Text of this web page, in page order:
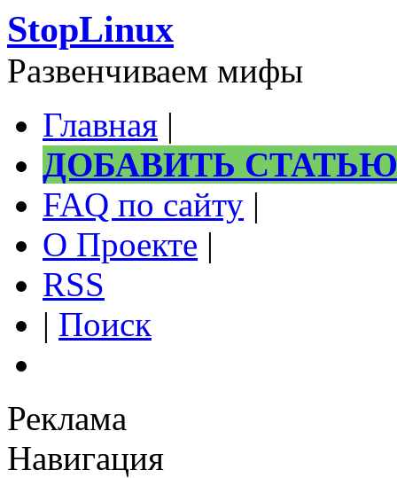
StopLinux
Развенчиваем мифы
Главная |
ДОБАВИТЬ СТАТЬЮ
FAQ по сайту |
О Проекте |
RSS
| Поиск
Реклама
Навигация